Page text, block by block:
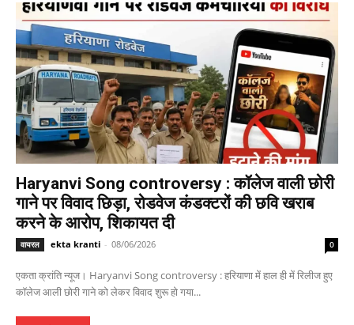
Haryanvi Song controversy : कॉलेज वाली छोरी
गाने पर विवाद छिड़ा, रोडवेज कंडक्टरों की छवि खराब
करने के आरोप, शिकायत दी
वायरल ekta kranti - 08/06/2026 0
एकता क्रांति न्यूज। Haryanvi Song controversy : हरियाणा में हाल ही में रिलीज हुए
कॉलेज आली छोरी गाने को लेकर विवाद शुरू हो गया...